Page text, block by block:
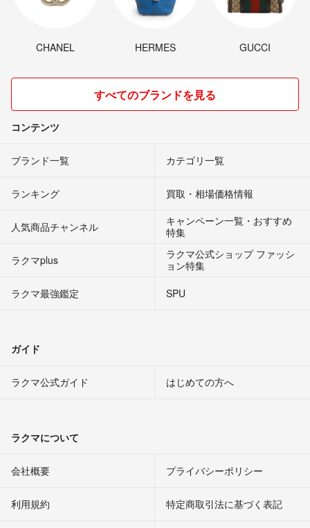
CHANEL HERMES GUCCI
すべてのブランドを見る
コンテンツ
ブランド一覧 カテゴリ一覧
ランキング 買取・相場価格情報
人気商品チャンネル
キャンペーン一覧・おすすめ
特集
ラクマplus
ラクマ公式ショップ ファッシ
ョン特集
ラクマ最強鑑定
SPU
ガイド
ラクマ公式ガイド はじめての方へ
ラクマについて
会社概要 プライバシーポリシー
利用規約 特定商取引法に基づく表記